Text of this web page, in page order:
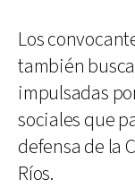
Los
también
impulsadas
sociales que
defensa de la
Ríos.